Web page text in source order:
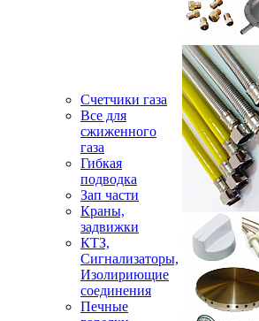
Счетчики газа
Все для
сжиженного
газа
Гибкая
подводка
Зап части
Краны,
задвижки
КТЗ,
Сигнализаторы,
Изолириющие
соединения
Печные